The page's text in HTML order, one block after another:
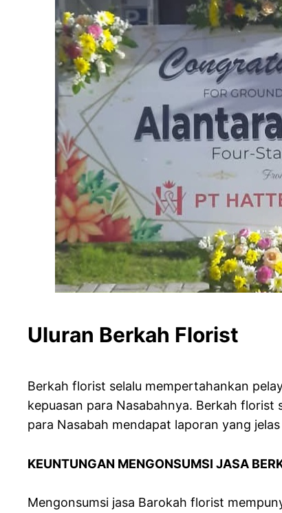
Uluran Berkah Florist
Berkah florist selalu mempertahankan
kepuasan para Nasabahnya. Berkah
para Nasabah mendapat laporan yang
KEUNTUNGAN MENGONSUMSI JASA
Mengonsumsi jasa Barokah florist